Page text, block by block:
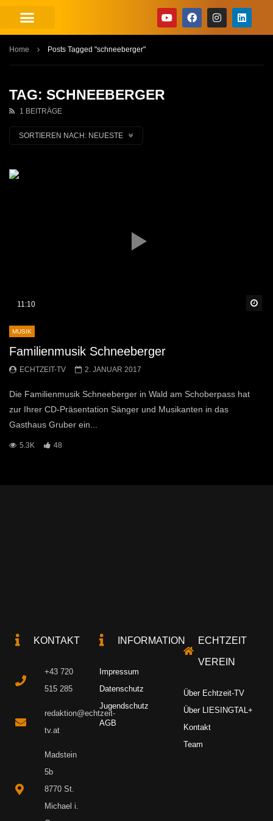
Home Posts Tagged "schneeberger"
TAG: SCHNEEBERGER
1 BEITRÄGE
SORTIEREN NACH: NEUESTE
11:10
MUSIK
Familienmusik Schneeberger
ECHTZEIT-TV 2. JANUAR 2017
Die Familienmusik Schneeberger in Wald am Schoberpass hat
zur Ihrer CD-Präsentation Sänger und Musikanten in das
Gasthaus Gruber ein...
5.3K 48
KONTAKT
+43 720
515 285
redaktion@echtzeit-
tv.at
Madstein
5b
8770 St.
Michael i.
INFORMATION
Impressum
Datenschutz
Jugendschutz
AGB
ECHTZEIT
VEREIN
Über Echtzeit-TV
Über LIESINGTAL+
Kontakt
Team